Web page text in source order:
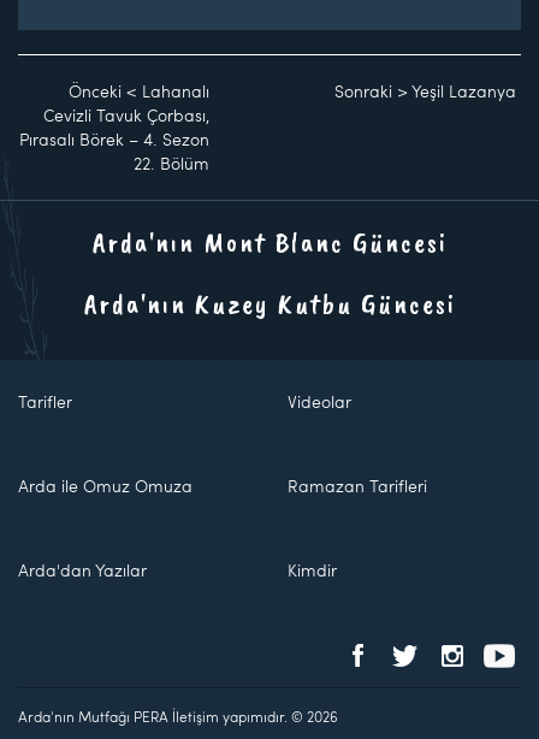
Önceki < Lahanalı
Cevizli Tavuk Çorbası,
Pırasalı Börek – 4. Sezon
22. Bölüm
Sonraki >Yeşil Lazanya
Arda'nın Mont Blanc Güncesi
Arda'nın Kuzey Kutbu Güncesi
Tarifler Videolar
Arda ile Omuz Omuza Ramazan Tarifleri
Arda'dan Yazılar Kimdir
Arda'nın Mutfağı PERA İletişim yapımıdır. © 2026